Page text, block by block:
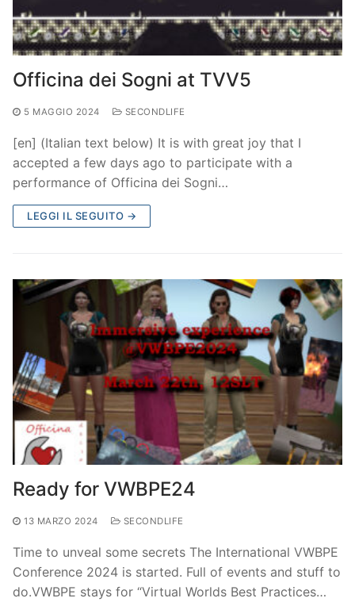
Officina dei Sogni at TVV5
5 MAGGIO 2024 SECONDLIFE
[en] (Italian text below) It is with great joy that I
accepted a few days ago to participate with a
performance of Officina dei Sogni…
LEGGI IL SEGUITO →
Ready for VWBPE24
13 MARZO 2024 SECONDLIFE
Time to unveal some secrets The International VWBPE
Conference 2024 is started. Full of events and stuff to
do.VWBPE stays for “Virtual Worlds Best Practices…